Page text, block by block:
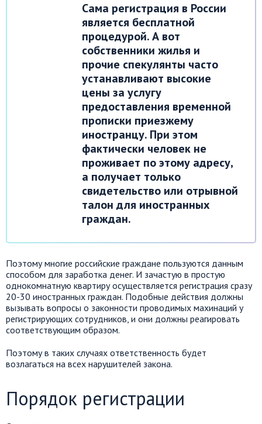
Сама регистрация в России
является бесплатной
процедурой. А вот
собственники жилья и
прочие спекулянты часто
устанавливают высокие
цены за услугу
предоставления временной
прописки приезжему
иностранцу. При этом
фактически человек не
проживает по этому адресу,
а получает только
свидетельство или отрывной
талон для иностранных
граждан.
Поэтому многие российские граждане пользуются данным
способом для заработка денег. И зачастую в простую
однокомнатную квартиру осуществляется регистрация сразу
20-30 иностранных граждан. Подобные действия должны
вызывать вопросы о законности проводимых махинаций у
регистрирующих сотрудников, и они должны реагировать
соответствующим образом.
Поэтому в таких случаях ответственность будет
возлагаться на всех нарушителей закона.
Порядок регистрации